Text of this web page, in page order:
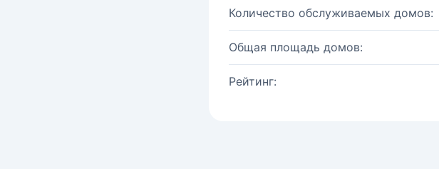
Количество обслуживаемых домов:
Общая площадь домов:
Рейтинг: